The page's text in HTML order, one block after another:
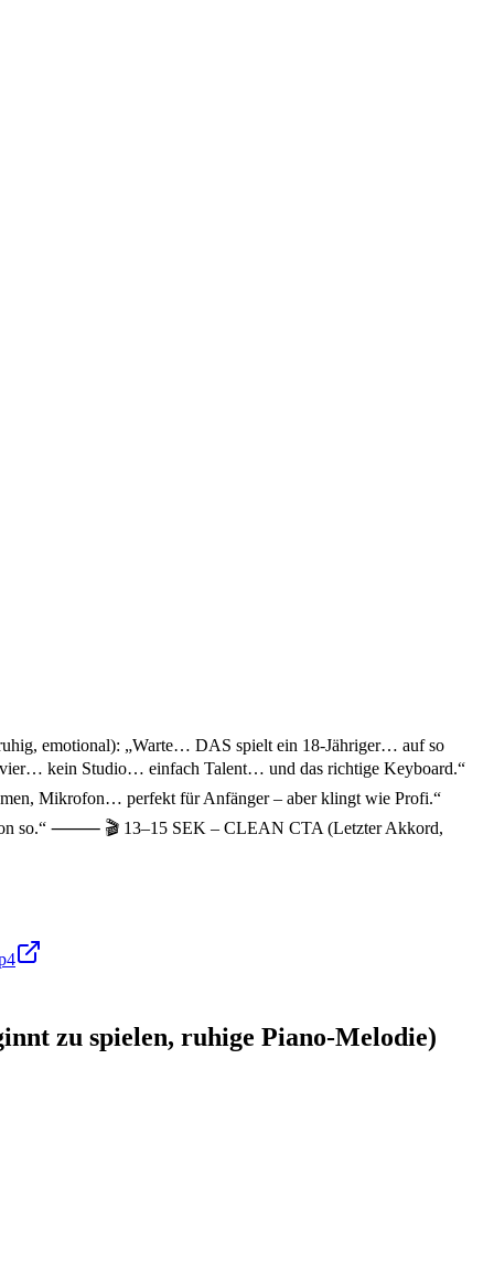
emotional): „Warte… DAS spielt ein 18-Jähriger… auf so
kein Studio… einfach Talent… und das richtige Keyboard.“
Mikrofon… perfekt für Anfänger – aber klingt wie Profi.“
so.“ ⸻ 🎬 13–15 SEK – CLEAN CTA (Letzter Akkord,
zu spielen, ruhige Piano-Melodie)